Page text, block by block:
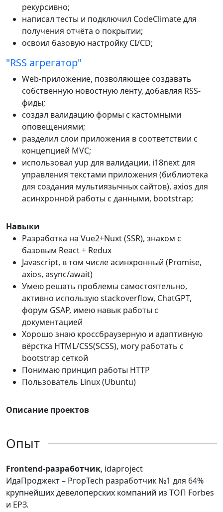
рекурсивно;
написал тесты и подключил CodeClimate для
получения отчёта о покрытии;
освоил базовую настройку CI/CD;
"RSS агрегатор"
Web-приложение, позволяющее создавать
собственную новостную ленту, добавляя RSS-
фиды;
создал валидацию формы с кастомными
оповещениями;
разделил слои приложения в соответствии с
концепцией MVC;
использовал yup для валидации, i18next для
управления текстами приложения (библиотека
для создания мультиязычных сайтов), axios для
асинхронной работы с данными, bootstrap;
Навыки
Разработка на Vue2+Nuxt (SSR), знаком с
базовым React + Redux
Javascript, в том числе асинхронный (Promise,
axios, async/await)
Умею решать проблемы самостоятельно,
активно использую stackoverflow, ChatGPT,
форум GSAP, имею навык работы с
документацией
Хорошо знаю кроссбраузерную и адаптивную
вёрстка HTML/CSS(SCSS), могу работать с
bootstrap сеткой
Понимаю принцип работы HTTP
Пользователь Linux (Ubuntu)
Описание проектов
Опыт
Frontend-разработчик, idaproject
ИдаПроджект – PropTech разработчик №1 для 64%
крупнейших девелоперских компаний из ТОП Forbes
и ЕРЗ.